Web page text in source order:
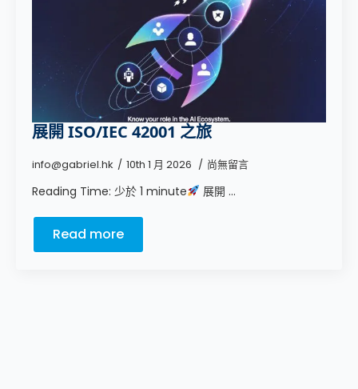
展開 ISO/IEC 42001 之旅
info@gabriel.hk 10th 1 月 2026 尚無留言
Reading Time: 少於 1 minute 展開 ...
Read more